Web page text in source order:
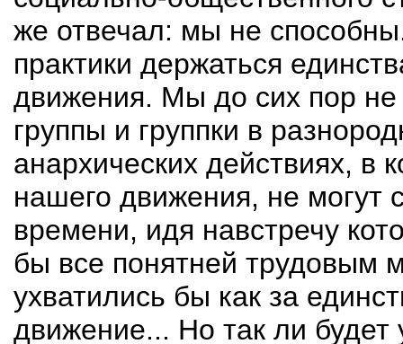
же отвечал: мы не
практики держаться
движения. Мы до сих пор не
группы и группки в
анархических действиях, в
нашего движения, не могут
времени, идя навстречу
бы все понятней трудовым
ухватились бы как за
движение... Но так ли будет